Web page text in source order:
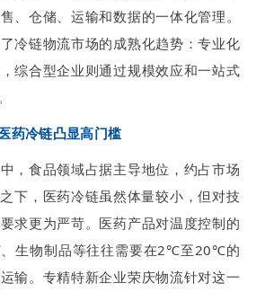
、仓储、运输和数据的一体化管理。
冷链物流市场的成熟化趋势：专业化
综合型企业则通过规模效应和一站式
药冷链凸显高门槛
，食品领域占据主导地位，约占市场
下，医药冷链虽然体量较小，但对技
求更为严苛。医药产品对温度控制的
、生物制品等往往需要在2℃至20℃的
输。专精特新企业荣庆物流针对这一